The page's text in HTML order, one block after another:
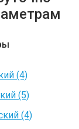
(4)
(5)
(4)